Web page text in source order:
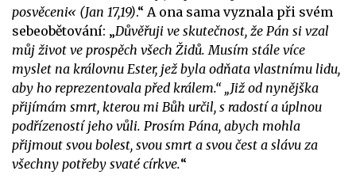
posvěceni« (Jan 17,19).“ A ona sama vyznala při svém
sebeobětování: „Důvěřuji ve skutečnost, že Pán si vzal
můj život ve prospěch všech Židů. Musím stále více
myslet na královnu Ester, jež byla odňata vlastnímu lidu,
aby ho reprezentovala před králem.“ „Již od nynějška
přijímám smrt, kterou mi Bůh určil, s radostí a úplnou
podřízeností jeho vůli. Prosím Pána, abych mohla
přijmout svou bolest, svou smrt a svou čest a slávu za
všechny potřeby svaté církve.“